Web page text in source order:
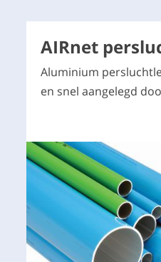
AIRnet
Aluminium
en snel aangelegd